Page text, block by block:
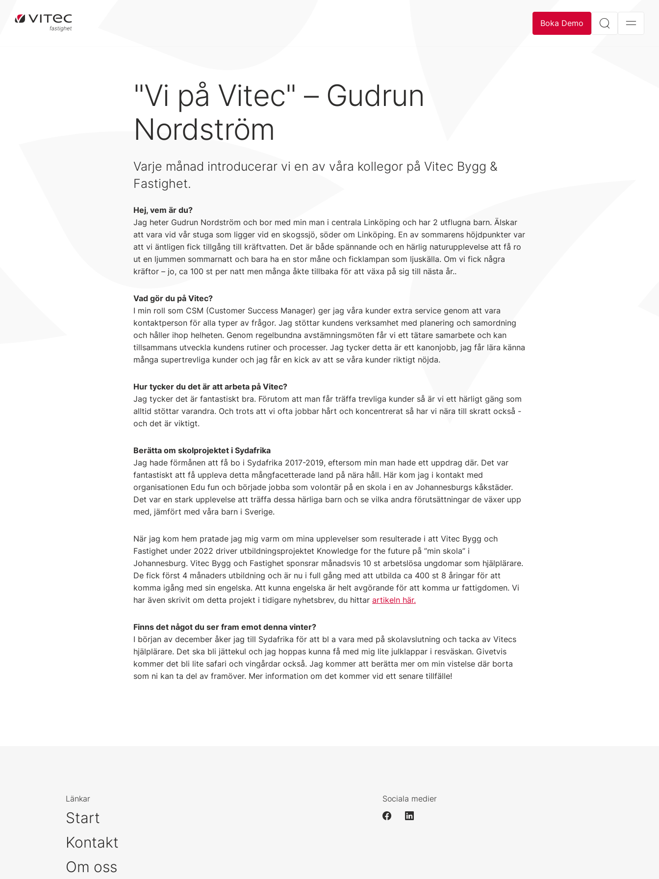
Boka Demo
"Vi på Vitec" – Gudrun
Nordström
Varje månad introducerar vi en av våra kollegor på Vitec Bygg &
Fastighet.
Hej, vem är du?
Jag heter Gudrun Nordström och bor med min man i centrala Linköping och har 2 utflugna barn. Älskar
att vara vid vår stuga som ligger vid en skogssjö, söder om Linköping. En av sommarens höjdpunkter var
att vi äntligen fick tillgång till kräftvatten. Det är både spännande och en härlig naturupplevelse att få ro
ut en ljummen sommarnatt och bara ha en stor måne och ficklampan som ljuskälla. Om vi fick några
kräftor – jo, ca 100 st per natt men många åkte tillbaka för att växa på sig till nästa år..
Vad gör du på Vitec?
I min roll som CSM (Customer Success Manager) ger jag våra kunder extra service genom att vara
kontaktperson för alla typer av frågor. Jag stöttar kundens verksamhet med planering och samordning
och håller ihop helheten. Genom regelbundna avstämningsmöten får vi ett tätare samarbete och kan
tillsammans utveckla kundens rutiner och processer. Jag tycker detta är ett kanonjobb, jag får lära känna
många supertrevliga kunder och jag får en kick av att se våra kunder riktigt nöjda.
Hur tycker du det är att arbeta på Vitec?
Jag tycker det är fantastiskt bra. Förutom att man får träffa trevliga kunder så är vi ett härligt gäng som
alltid stöttar varandra. Och trots att vi ofta jobbar hårt och koncentrerat så har vi nära till skratt också -
och det är viktigt.
Berätta om skolprojektet i Sydafrika
Jag hade förmånen att få bo i Sydafrika 2017-2019, eftersom min man hade ett uppdrag där. Det var
fantastiskt att få uppleva detta mångfacetterade land på nära håll. Här kom jag i kontakt med
organisationen Edu fun och började jobba som volontär på en skola i en av Johannesburgs kåkstäder.
Det var en stark upplevelse att träffa dessa härliga barn och se vilka andra förutsättningar de växer upp
med, jämfört med våra barn i Sverige.
När jag kom hem pratade jag mig varm om mina upplevelser som resulterade i att Vitec Bygg och
Fastighet under 2022 driver utbildningsprojektet Knowledge for the future på ”min skola” i
Johannesburg. Vitec Bygg och Fastighet sponsrar månadsvis 10 st arbetslösa ungdomar som hjälplärare.
De fick först 4 månaders utbildning och är nu i full gång med att utbilda ca 400 st 8 åringar för att
komma igång med sin engelska. Att kunna engelska är helt avgörande för att komma ur fattigdomen. Vi
har även skrivit om detta projekt i tidigare nyhetsbrev, du hittar artikeln här.
Finns det något du ser fram emot denna vinter?
I början av december åker jag till Sydafrika för att bl a vara med på skolavslutning och tacka av Vitecs
hjälplärare. Det ska bli jättekul och jag hoppas kunna få med mig lite julklappar i resväskan. Givetvis
kommer det bli lite safari och vingårdar också. Jag kommer att berätta mer om min vistelse där borta
som ni kan ta del av framöver. Mer information om det kommer vid ett senare tillfälle!
Länkar
Start
Kontakt
Om oss
Sociala medier